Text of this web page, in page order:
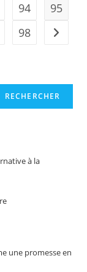
94
95
98 Aller à
RECHERCHER
à la
une promesse en